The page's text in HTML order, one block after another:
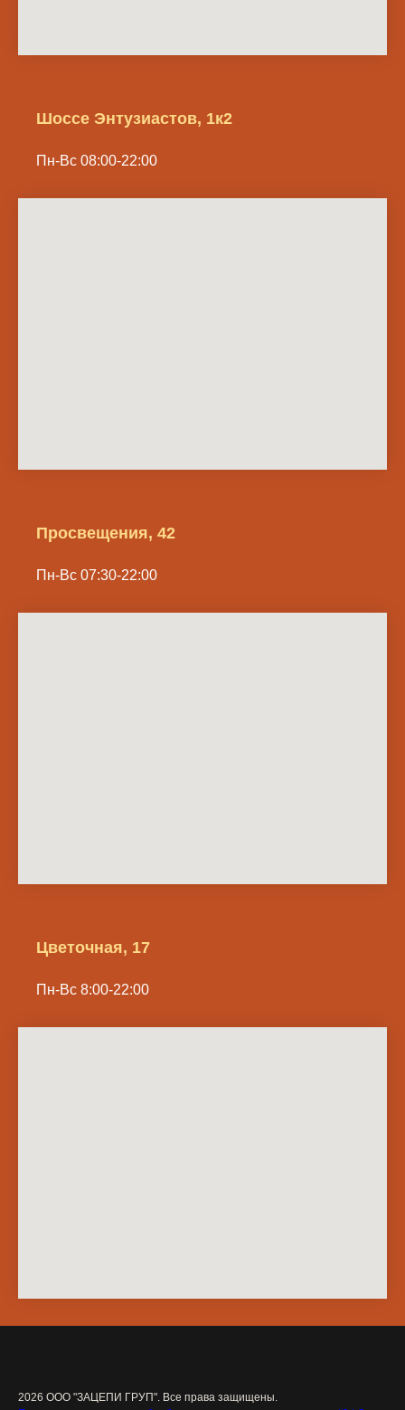
Шоссе Энтузиастов, 1к2
Пн-Вс 08:00-22:00
Просвещения, 42
Пн-Вс 07:30-22:00
Цветочная, 17
Пн-Вс 8:00-22:00
2026 ООО "ЗАЦЕПИ ГРУП". Все права защищены.